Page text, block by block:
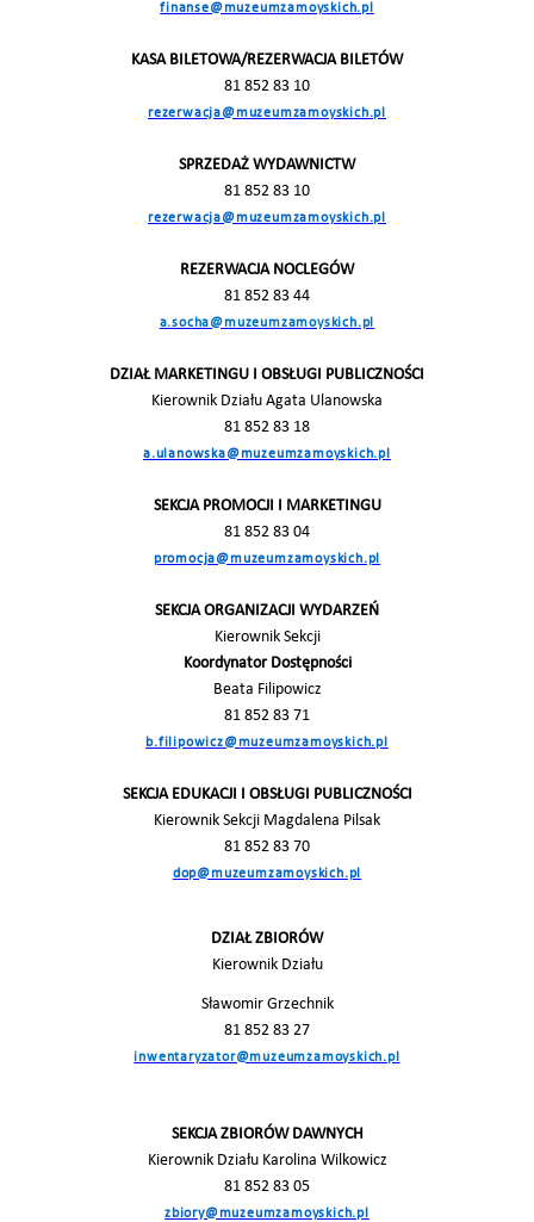
finanse@muzeumzamoyskich.pl
KASA BILETOWA/REZERWACJA BILETÓW
81 852 83 10
rezerwacja@muzeumzamoyskich.pl
SPRZEDAŻ WYDAWNICTW
81 852 83 10
rezerwacja@muzeumzamoyskich.pl
REZERWACJA NOCLEGÓW
81 852 83 44
a.socha@muzeumzamoyskich.pl
DZIAŁ MARKETINGU I OBSŁUGI PUBLICZNOŚCI
Kierownik Działu Agata Ulanowska
81 852 83 18
a.ulanowska@muzeumzamoyskich.pl
SEKCJA PROMOCJI I MARKETINGU
81 852 83 04
promocja@muzeumzamoyskich.pl
SEKCJA ORGANIZACJI WYDARZEŃ
Kierownik Sekcji
Koordynator Dostępności
Beata Filipowicz
81 852 83 71
b.filipowicz@muzeumzamoyskich.pl
SEKCJA EDUKACJI I OBSŁUGI PUBLICZNOŚCI
Kierownik Sekcji Magdalena Pilsak
81 852 83 70
dop@muzeumzamoyskich.pl
DZIAŁ ZBIORÓW
Kierownik Działu
Sławomir Grzechnik
81 852 83 27
inwentaryzator@muzeumzamoyskich.pl
SEKCJA ZBIORÓW DAWNYCH
Kierownik Działu Karolina Wilkowicz
81 852 83 05
zbiory@muzeumzamoyskich.pl